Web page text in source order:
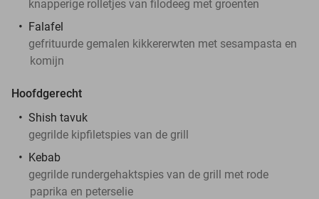
knapperige rolletjes van filodeeg met groenten
Falafel
gefrituurde gemalen kikkererwten met sesampasta en
komijn
Hoofdgerecht
Shish tavuk
gegrilde kipfiletspies van de grill
Kebab
gegrilde rundergehaktspies van de grill met rode
paprika en peterselie